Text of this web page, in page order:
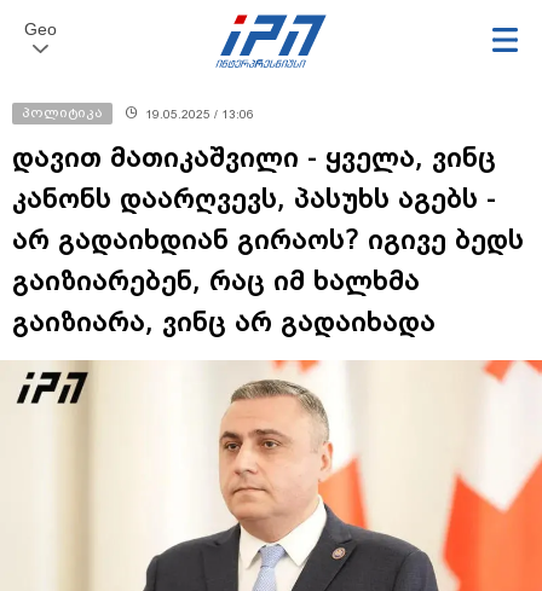
Geo
პოლიტიკა 19.05.2025 / 13:06
დავით მათიკაშვილი - ყველა, ვინც
კანონს დაარღვევს, პასუხს აგებს -
არ გადაიხდიან გირაოს? იგივე ბედს
გაიზიარებენ, რაც იმ ხალხმა
გაიზიარა, ვინც არ გადაიხადა